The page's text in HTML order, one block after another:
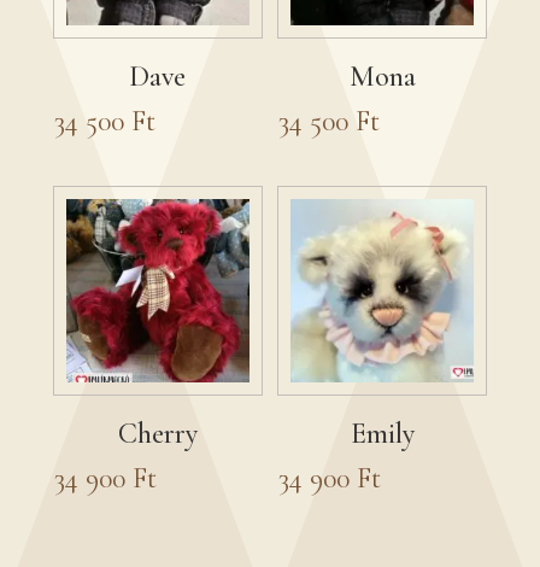
Dave
34 500 Ft
Mona
34 500 Ft
Cherry
34 900 Ft
Emily
34 900 Ft